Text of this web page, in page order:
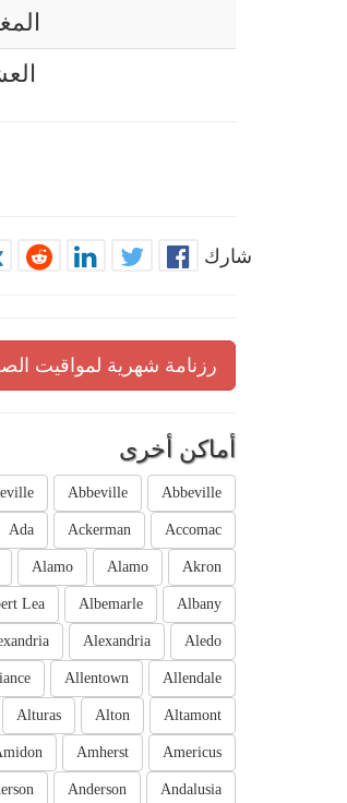
شارك
رزنامة شهرية لمواقيت
أماكن أخرى
Abbeville
Abbeville
Accomac
Ackerman
Ada
Akron
Alamo
Alamo
Albany
Albemarle
Lea
Aledo
Alexandria
Allendale
Allentown
Altamont
Alton
Alturas
Americus
Amherst
Andalusia
Anderson